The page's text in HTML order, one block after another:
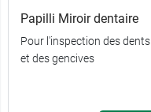
Papilli Miroir dentaire
Pour l'inspection des dents
et des gencives